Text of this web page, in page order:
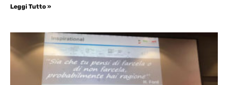
Leggi Tutto »